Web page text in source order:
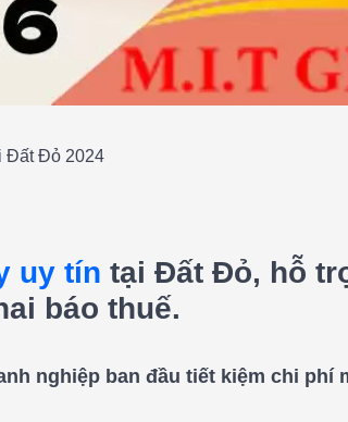
Đất Đỏ 2024
uy tín tại Đất Đỏ, hỗ
báo thuế.
nghiệp ban đầu tiết kiệm chi phí